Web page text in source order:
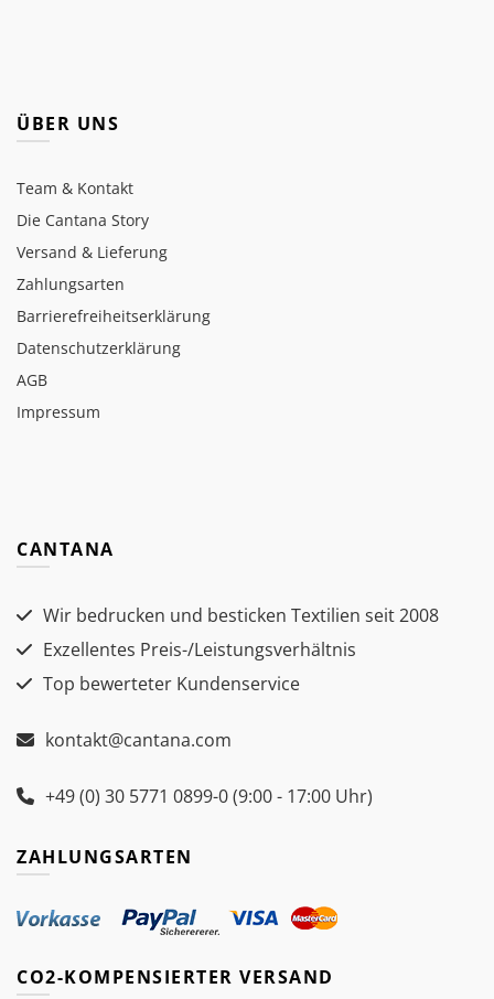
ÜBER UNS
Team & Kontakt
Die Cantana Story
Versand & Lieferung
Zahlungsarten
Barrierefreiheitserklärung
Datenschutzerklärung
AGB
Impressum
CANTANA
Wir bedrucken und besticken Textilien seit 2008
Exzellentes Preis-/Leistungsverhältnis
Top bewerteter Kundenservice
kontakt@cantana.com
+49 (0) 30 5771 0899-0 (9:00 - 17:00 Uhr)
ZAHLUNGSARTEN
CO2-KOMPENSIERTER VERSAND